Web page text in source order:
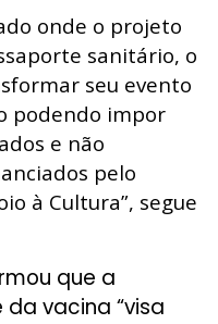
onde o projeto
sanitário, o
seu evento
podendo impor
e não
pelo
à Cultura”, segue
que a
vacina “visa